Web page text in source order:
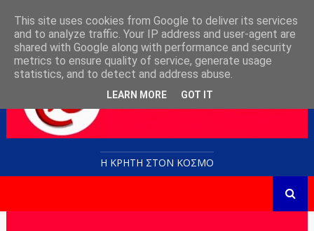
Η ΚΡΗΤΗ ΣΤΟN KOΣΜΟ
This site uses cookies from Google to deliver its services
and to analyze traffic. Your IP address and user-agent are
shared with Google along with performance and security
metrics to ensure quality of service, generate usage
statistics, and to detect and address abuse.
LEARN MORE GOT IT